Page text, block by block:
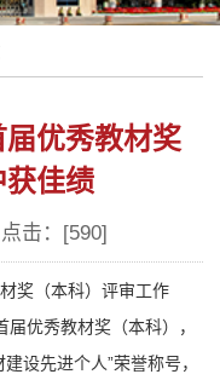
优秀教材奖
获佳绩
击：[590]
奖（本科）评审工作
优秀教材奖（本科），
设先进个人”荣誉称号，